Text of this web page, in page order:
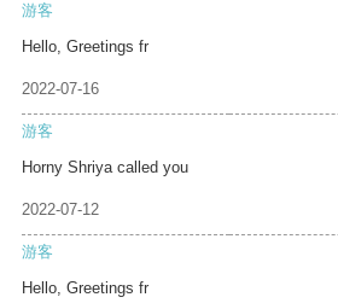
游客
Hello, Greetings fr
2022-07-16
游客
Horny Shriya called you
2022-07-12
游客
Hello, Greetings fr